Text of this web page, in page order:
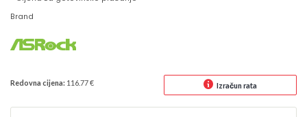
Brand
Redovna cijena: 116.77 € Izračun rata